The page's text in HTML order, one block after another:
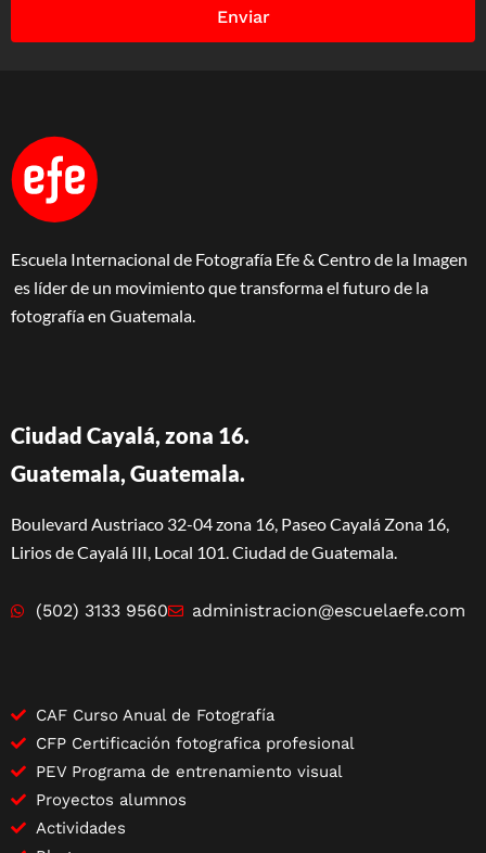
Enviar
Escuela Internacional de Fotografía Efe & Centro de la Imagen
es líder de un movimiento que transforma el futuro de la
fotografía en Guatemala.
Ciudad Cayalá, zona 16.
Guatemala, Guatemala.
Boulevard Austriaco 32-04 zona 16, Paseo Cayalá Zona 16,
Lirios de Cayalá III, Local 101. Ciudad de Guatemala.
(502) 3133 9560 administracion@escuelaefe.com
CAF Curso Anual de Fotografía
CFP Certificación fotografica profesional
PEV Programa de entrenamiento visual
Proyectos alumnos
Actividades